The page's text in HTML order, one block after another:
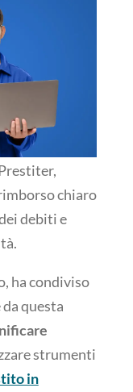
chiaro
debiti e
ha condiviso
questa
strumenti
in